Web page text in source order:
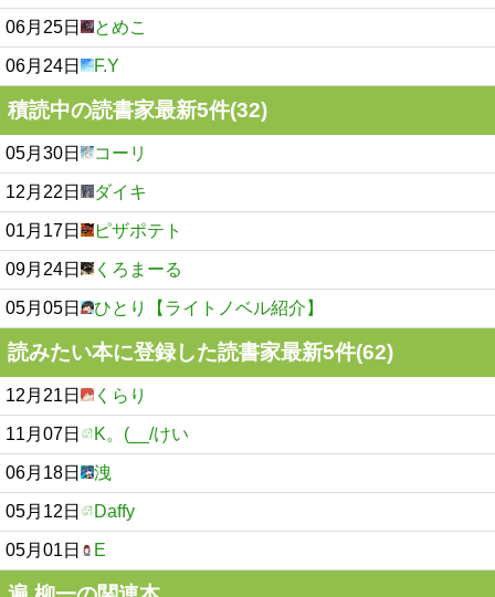
06月25日 とめこ
06月24日 F.Y
積読中の読書家最新5件(32)
05月30日 コーリ
12月22日 ダイキ
01月17日 ピザポテト
09月24日 くろまーる
05月05日 ひとり【ライトノベル紹介】
読みたい本に登録した読書家最新5件(62)
12月21日 くらり
11月07日 K。(__/けい
06月18日 洩
05月12日 Daffy
05月01日 E